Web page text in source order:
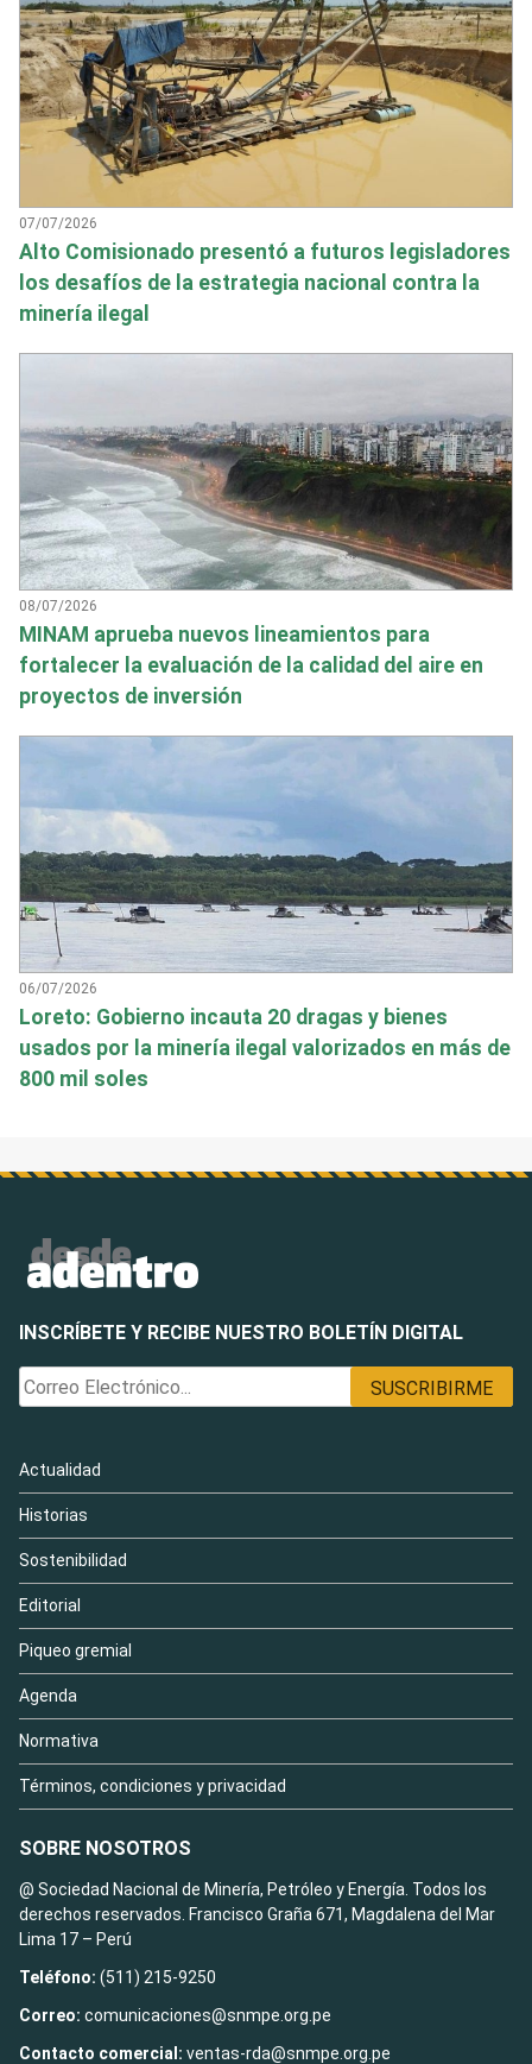
07/07/2026
Alto Comisionado presentó a futuros legisladores
los desafíos de la estrategia nacional contra la
minería ilegal
08/07/2026
MINAM aprueba nuevos lineamientos para
fortalecer la evaluación de la calidad del aire en
proyectos de inversión
06/07/2026
Loreto: Gobierno incauta 20 dragas y bienes
usados por la minería ilegal valorizados en más de
800 mil soles
INSCRÍBETE Y RECIBE NUESTRO BOLETÍN DIGITAL
Actualidad
Historias
Sostenibilidad
Editorial
Piqueo gremial
Agenda
Normativa
Términos, condiciones y privacidad
SOBRE NOSOTROS
@ Sociedad Nacional de Minería, Petróleo y Energía. Todos los
derechos reservados. Francisco Graña 671, Magdalena del Mar
Lima 17 – Perú
Teléfono: (511) 215-9250
Correo: comunicaciones@snmpe.org.pe
Contacto comercial: ventas-rda@snmpe.org.pe